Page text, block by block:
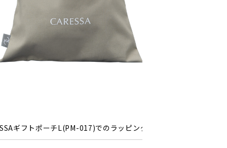
ギフトポーチL(PM-017)でのラッピング例2